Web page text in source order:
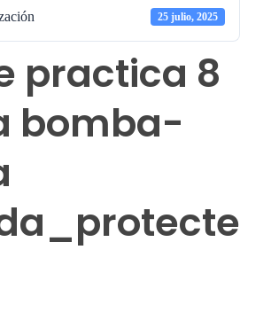
25 julio, 2025
practica 8
bomba-